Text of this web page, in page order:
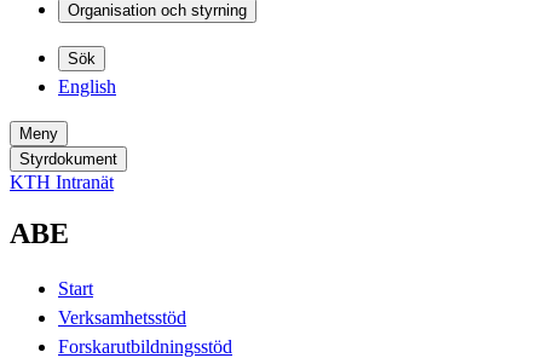
Organisation och styrning
Sök
English
Meny
Styrdokument
KTH Intranät
ABE
Start
Verksamhetsstöd
Forskarutbildningsstöd